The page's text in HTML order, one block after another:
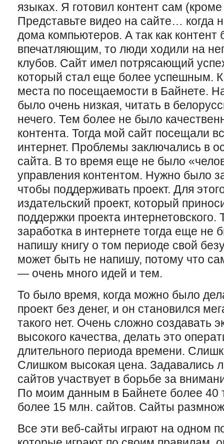
языках. Я готовил контент сам
Представьте видео на сайте… когда
дома компьютеров. А так как
впечатляющим, то люди ходили на
клубов. Сайт имел потрясающий
который стал еще более успешным. К
места по посещаемости в Байнете.
было очень низкая, читать в
нечего. Тем более не было
контента. Тогда мой сайт посещали
интернет. Проблемы заключались в
сайта. В то время еще не было
управления контентом. Нужно было
чтобы поддерживать проект. Для
издательский проект, который
поддержки проекта
заработка в интернете тогда еще не
напишу книгу о том периоде свой
может быть не напишу, потому что
— очень много идей и тем.
То было время, когда можно было
проект без денег, и он становился
такого нет. Очень сложно создавать
высокого качества, делать это
длительного периода времени.
Слишком высокая цена. Задавались
сайтов участвует в борьбе за
По моим данным в Байнете более 40
более 15 млн. сайтов. Сайты
Все эти веб-сайты играют на одном